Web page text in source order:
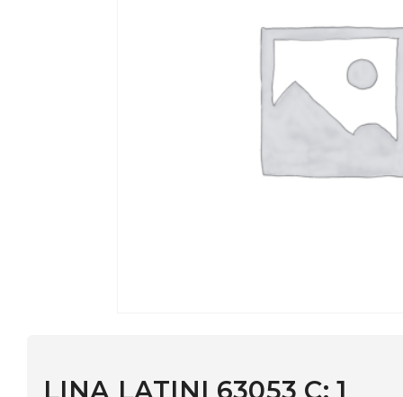
3–5 дней | Промокод — скидка 10%